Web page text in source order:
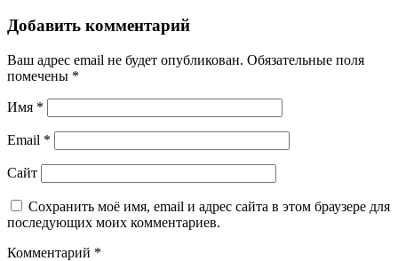
Добавить комментарий
Ваш адрес email не будет опубликован. Обязательные поля
помечены *
Имя *
Email *
Сайт
Сохранить моё имя, email и адрес сайта в этом браузере для
последующих моих комментариев.
Комментарий *